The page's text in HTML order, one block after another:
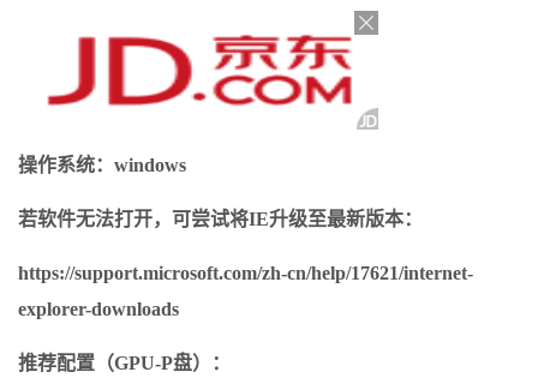
操作系统：windows
若软件无法打开，可尝试将IE升级至最新版本：
https://support.microsoft.com/zh-cn/help/17621/internet-
explorer-downloads
推荐配置（GPU-P盘）：